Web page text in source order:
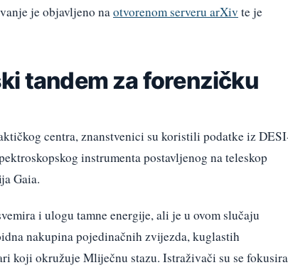
je objavljeno naotvorenom serveru arXiv te je
tandem za forenzičku
centra, znanstvenici su koristili podatke iz
instrumenta postavljenog na teleskop
Gaia.
i ulogu tamne energije, ali je u ovom slučaju
nakupina pojedinačnih zvijezda, kuglastih
koji okružuje Mliječnu stazu. Istraživači su se